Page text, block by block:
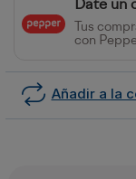
Date un
Tus
con
Añadir a la